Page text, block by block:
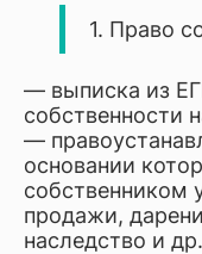
1. Право
— выписка из
собственности
—
основании
собственником
продажи,
наследство и